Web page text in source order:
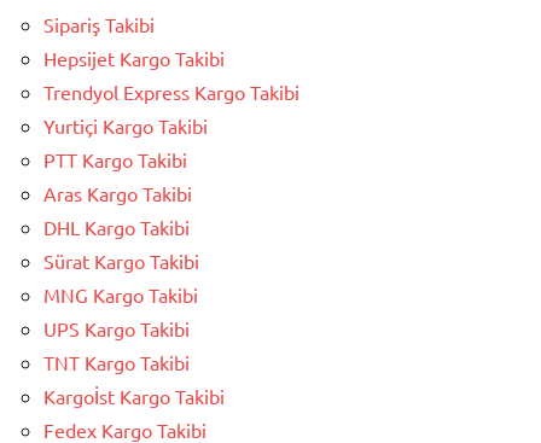
Sipariş Takibi
Hepsijet Kargo Takibi
Trendyol Express Kargo Takibi
Yurtiçi Kargo Takibi
PTT Kargo Takibi
Aras Kargo Takibi
DHL Kargo Takibi
Sürat Kargo Takibi
MNG Kargo Takibi
UPS Kargo Takibi
TNT Kargo Takibi
Kargoİst Kargo Takibi
Fedex Kargo Takibi